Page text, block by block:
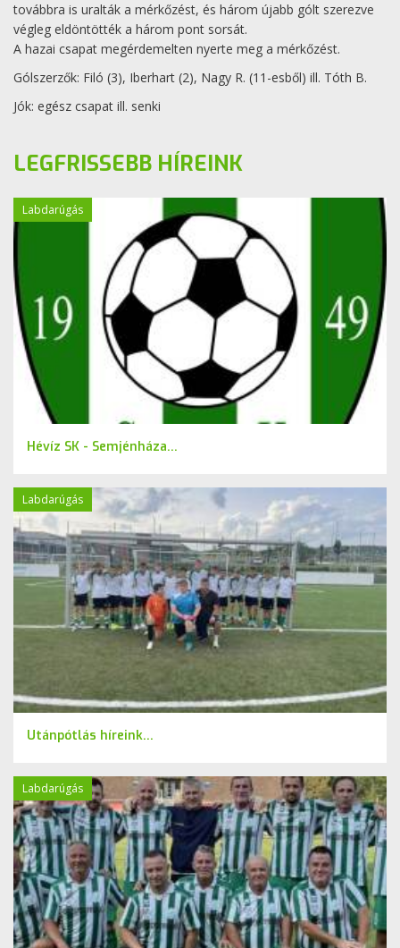
továbbra is uralták a mérkőzést, és három újabb gólt szerezve
végleg eldöntötték a három pont sorsát.
A hazai csapat megérdemelten nyerte meg a mérkőzést.
Gólszerzők: Filó (3), Iberhart (2), Nagy R. (11-esből) ill. Tóth B.
Jók: egész csapat ill. senki
LEGFRISSEBB HÍREINK
Labdarúgás
Hévíz SK - Semjénháza...
Labdarúgás
Utánpótlás híreink...
Labdarúgás